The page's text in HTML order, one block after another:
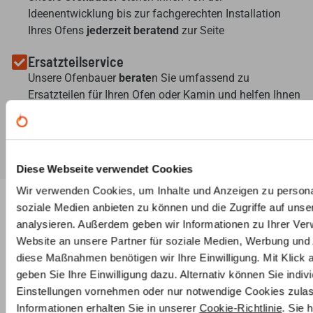
Diese Webseite verwendet Cookies
Wir verwenden Cookies, um Inhalte und Anzeigen zu
soziale Medien anbieten zu können und die Zugriffe auf
analysieren. Außerdem geben wir Informationen zu Ihrer
Website an unsere Partner für soziale Medien, Werbung
diese Maßnahmen benötigen wir Ihre Einwilligung. Mit Klick
geben Sie Ihre Einwilligung dazu. Alternativ können Sie
Einstellungen vornehmen oder nur notwendige Cookies
Informationen erhalten Sie in unserer Cookie-Richtlinie. Sie
Ideenentwicklung bis zur fachgerechten Installation
Ihres Ofens jederzeit beratend zur Seite
Ersatzteilservice
Unsere Ofenbauer beraten Sie umfassend zu
Ersatzteilen für Ihren Ofen oder Kamin und helfen Ihnen
Ähnliche Produkte